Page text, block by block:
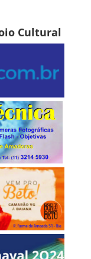
Cultural